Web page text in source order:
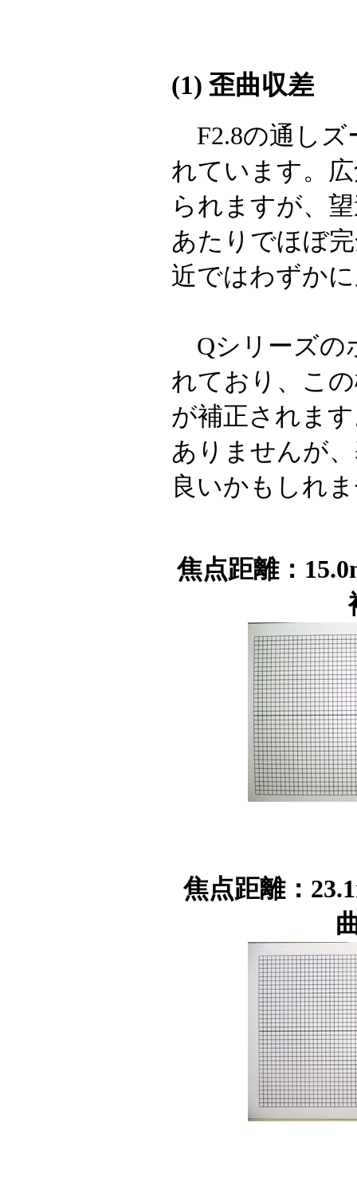
(1) 歪曲収差
F2.8の通しズ
れています。
られますが、
あたりでほぼ
近ではわずか
Qシリーズの
れており、こ
が補正されま
ありませんが
良いかもしれ
焦点距離：
焦点距離：